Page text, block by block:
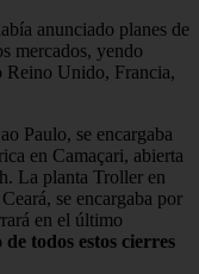
anunciado planes de
mercados, yendo
Reino Unido, Francia,
Paulo, se encargaba
en Camaçari, abierta
La planta Troller en
se encargaba por
en el último
de todos estos cierres